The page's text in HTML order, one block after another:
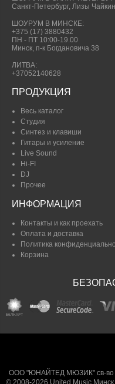
Санкт-Петербург, Лизы
ШОУРУМ В МИНСКЕ:
+375 (17) 3880432
ПН - ПТ 10:00-19.00
Минск, п-к Богдановича 38
ЛИТВА:
+37052140628
ПРОДУКЦИЯ
Весь каталог
Студия
Синтез и клавиши
Гитары и усиление
Live Sound
Hi-FI
DJ
Прочее
ИНФОРМАЦИЯ
Контакты и как проехать
Оплата и доставка
Политика
Корзина
ООО "ЮНАЙТЕД МЮЗИК" св-во
© 2008-2026 United Music Минск